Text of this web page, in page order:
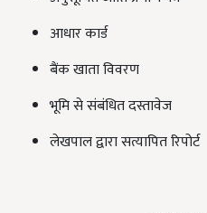
आधार कार्ड
बैंक खाता विवरण
भूमि से संबंधित दस्तावेज
लेखपाल द्वारा सत्यापित रिपोर्ट